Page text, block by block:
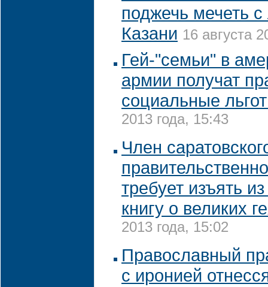
поджечь мечеть
Казани 16 августа
Гей-"семьи" в
армии получат
социальные
2013 года, 15:43
Член
требует изъять
книгу о великих
2013 года, 15:02
Православный
с иронией